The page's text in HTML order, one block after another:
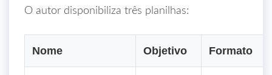
O autor disponibiliza três planilhas:
Nome Objetivo Formato